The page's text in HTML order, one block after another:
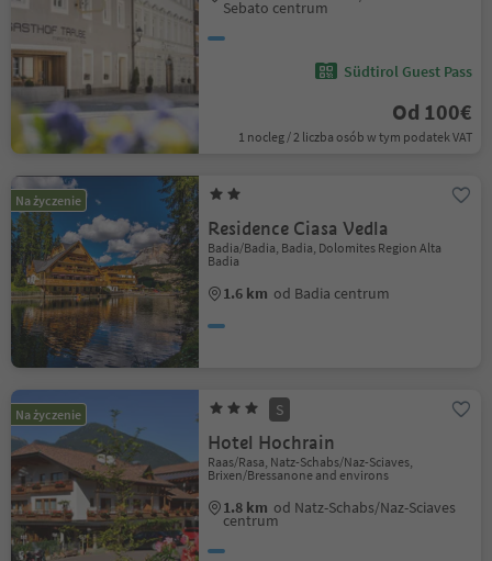
Sebato centrum
Südtirol Guest Pass
Od 100€
1 nocleg / 2 liczba osób w tym podatek VAT
Na życzenie
Residence Ciasa Vedla
Badia/Badia, Badia, Dolomites Region Alta
Badia
1.6 km od Badia centrum
Na życzenie S
Hotel Hochrain
Raas/Rasa, Natz-Schabs/Naz-Sciaves,
Brixen/Bressanone and environs
1.8 km od Natz-Schabs/Naz-Sciaves
centrum